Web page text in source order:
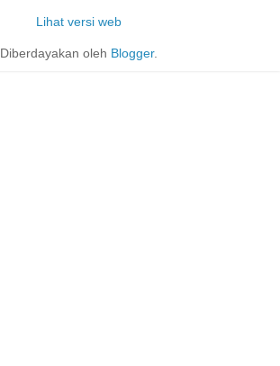
Lihat versi web
Diberdayakan oleh Blogger.